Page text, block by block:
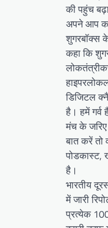
की पहुंच
अपने आप
शुगरबॉक्स
कहा कि
डिजिटल
है। हमें गर्व
मंच के जरिए
बात करें तो
पोडकास्ट,
है।
भारतीय
में जारी
प्रत्येक